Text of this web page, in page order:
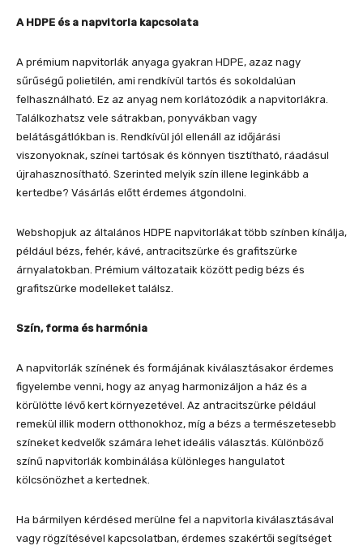
A HDPE és a napvitorla kapcsolata
A prémium napvitorlák anyaga gyakran HDPE, azaz nagy
sűrűségű polietilén, ami rendkívül tartós és sokoldalúan
felhasználható. Ez az anyag nem korlátozódik a napvitorlákra.
Találkozhatsz vele sátrakban, ponyvákban vagy
belátásgátlókban is. Rendkívül jól ellenáll az időjárási
viszonyoknak, színei tartósak és könnyen tisztítható, ráadásul
újrahasznosítható. Szerinted melyik szín illene leginkább a
kertedbe? Vásárlás előtt érdemes átgondolni.
Webshopjuk az általános HDPE napvitorlákat több színben kínálja,
például bézs, fehér, kávé, antracitszürke és grafitszürke
árnyalatokban. Prémium változataik között pedig bézs és
grafitszürke modelleket találsz.
Szín, forma és harmónia
A napvitorlák színének és formájának kiválasztásakor érdemes
figyelembe venni, hogy az anyag harmonizáljon a ház és a
körülötte lévő kert környezetével. Az antracitszürke például
remekül illik modern otthonokhoz, míg a bézs a természetesebb
színeket kedvelők számára lehet ideális választás. Különböző
színű napvitorlák kombinálása különleges hangulatot
kölcsönözhet a kertednek.
Ha bármilyen kérdésed merülne fel a napvitorla kiválasztásával
vagy rögzítésével kapcsolatban, érdemes szakértői segítséget